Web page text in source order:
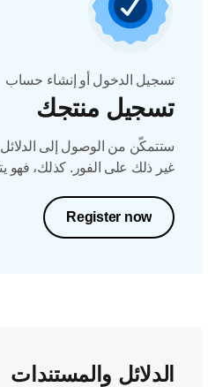
تسجيل الدخول أو إنشاء حساب
تسجيل منتجك
ستتمكّن من الوصول إلى
غير ذلك على الفور. كذلك، فهو
Register now
الدلائل والمستندات